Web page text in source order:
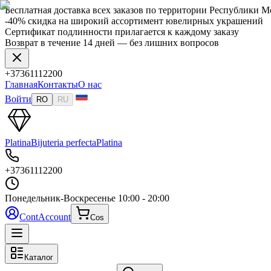
Бесплатная доставка всех заказов по территории Республики
-40% скидка на широкий ассортимент ювелирных украшений
Сертификат подлинности прилагается к каждому заказу
Возврат в течение 14 дней — без лишних вопросов
+37361112200
ГлавнаяКонтактыО нас
Войти
RO RU
PlatinaBijuteria perfectaPlatina
+37361112200
Понедельник-Воскресенье 10:00 - 20:00
ContAccount Cos
Каталог